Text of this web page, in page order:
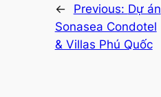
← Previous: Dự án
Sonasea Condotel
& Villas Phú Quốc